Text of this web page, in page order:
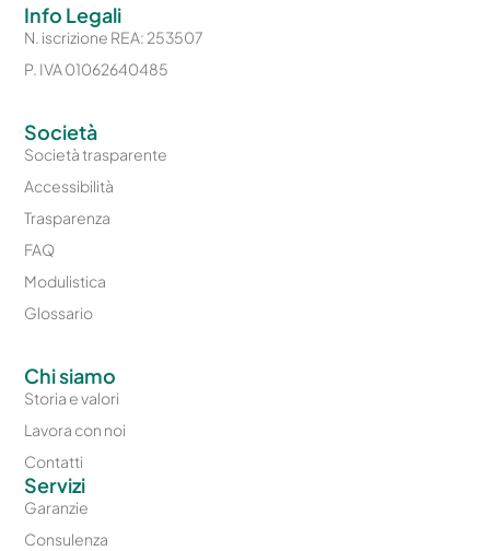
Chi siamo
Storia e valori
Lavora con noi
Contatti
Servizi
Garanzie
Consulenza
Società
Società trasparente
Accessibilità
Trasparenza
FAQ
Modulistica
Glossario
Info Legali
N. iscrizione REA: 253507
P. IVA 01062640485